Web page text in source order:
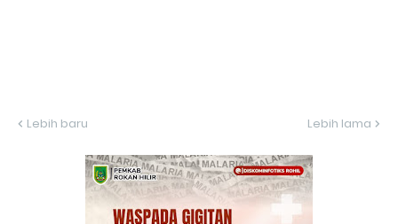
Lebih baru Lebih lama